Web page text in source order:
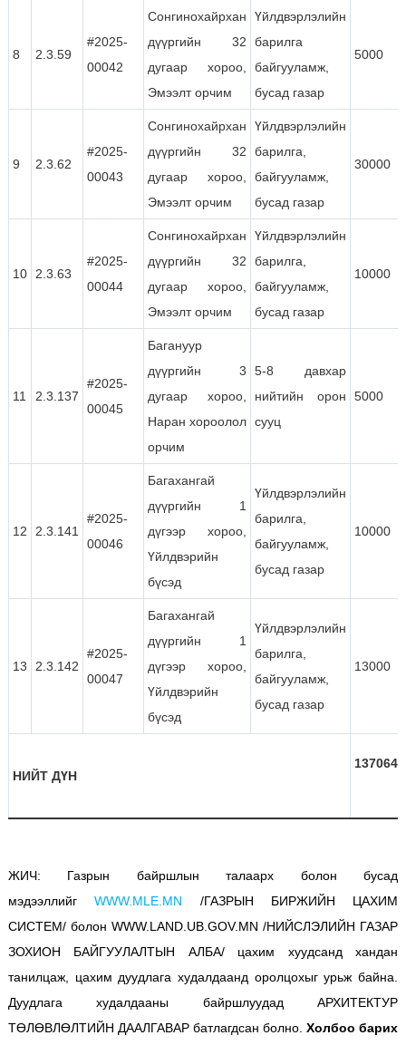
8 2.3.59
#2025-
00042
Сонгинохайрхан
дүүргийн 32
дугаар хороо,
Эмээлт орчим
Үйлдвэрлэлийн
барилга
байгууламж,
бусад газар
5000
9 2.3.62
#2025-
00043
Сонгинохайрхан
дүүргийн 32
дугаар хороо,
Эмээлт орчим
Үйлдвэрлэлийн
барилга,
байгууламж,
бусад газар
30000
10 2.3.63
#2025-
00044
Сонгинохайрхан
дүүргийн 32
дугаар хороо,
Эмээлт орчим
Үйлдвэрлэлийн
барилга,
байгууламж,
бусад газар
10000
11 2.3.137
#2025-
00045
Багануур
дүүргийн 3
дугаар хороо,
Наран хороолол
орчим
5-8 давхар
нийтийн орон
сууц
5000
12 2.3.141
#2025-
00046
Багахангай
дүүргийн 1
дүгээр хороо,
Үйлдвэрийн
бүсэд
Үйлдвэрлэлийн
барилга,
байгууламж,
бусад газар
10000
13 2.3.142
#2025-
00047
Багахангай
дүүргийн 1
дүгээр хороо,
Үйлдвэрийн
бүсэд
Үйлдвэрлэлийн
барилга,
байгууламж,
бусад газар
13000
НИЙТ ДҮН
137064
ЖИЧ: Газрын байршлын талаарх болон бусад
мэдээллийгWWW.MLE.MN /ГАЗРЫН БИРЖИЙН ЦАХИМ
СИСТЕМ/ болон WWW.LAND.UB.GOV.MN /НИЙСЛЭЛИЙН ГАЗАР
ЗОХИОН БАЙГУУЛАЛТЫН АЛБА/ цахим хуудсанд хандан
танилцаж, цахим дуудлага худалдаанд оролцохыг урьж байна.
Дуудлага худалдааны байршлуудад АРХИТЕКТУР
ТӨЛӨВЛӨЛТИЙН ДААЛГАВАР батлагдсан болно.Холбоо барих